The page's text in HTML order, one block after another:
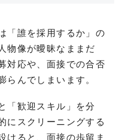
「誰を採用するか」の
物像が曖昧なままだ
対応や、面接での合否
らんでしまいます。
「歓迎スキル」を分
にスクリーニングする
けると、面接の歩留ま